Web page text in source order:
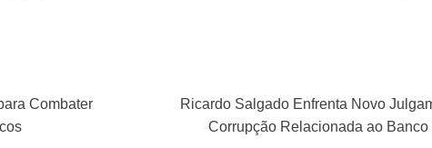
Combater
Ricardo Salgado Enfrenta Novo
Corrupção Relacionada ao Banco